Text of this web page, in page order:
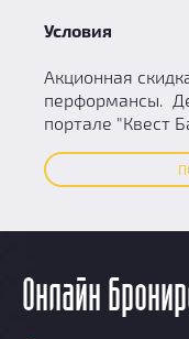
Условия
Акционная
перформансы.
портале "Квест
Онлайн